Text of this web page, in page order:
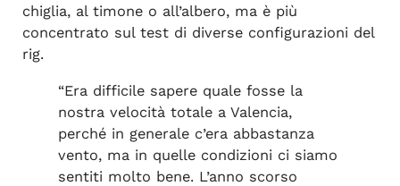
chiglia, al timone o all’albero, ma è più
concentrato sul test di diverse configurazioni del
rig.
“Era difficile sapere quale fosse la
nostra velocità totale a Valencia,
perché in generale c’era abbastanza
vento, ma in quelle condizioni ci siamo
sentiti molto bene. L’anno scorso